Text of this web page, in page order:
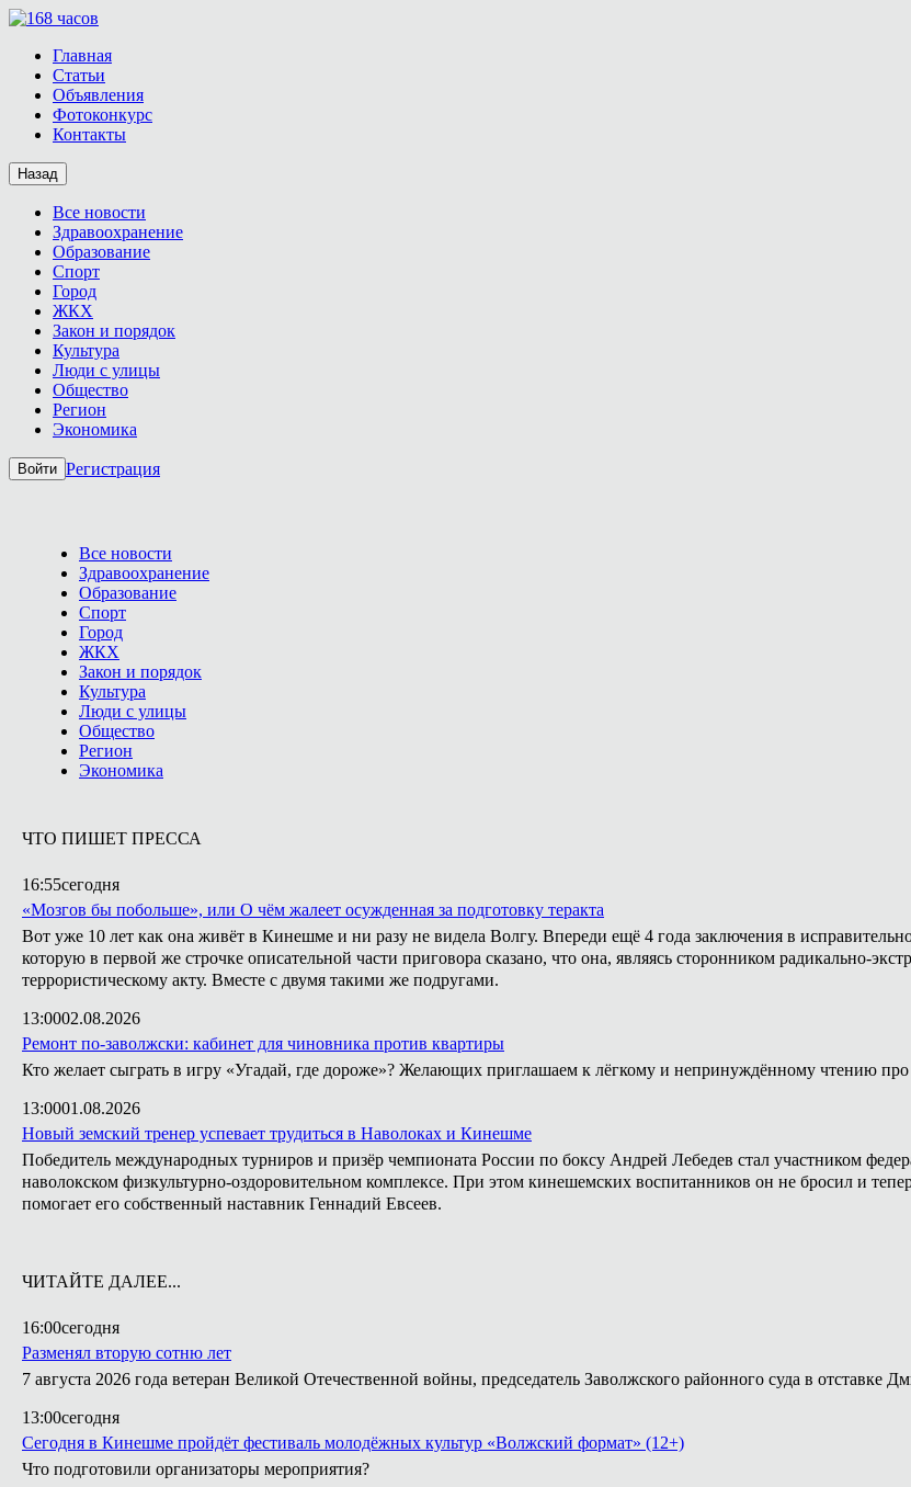
Главная
Статьи
Объявления
Фотоконкурс
Контакты
Назад
Все новости
Здравоохранение
Образование
Спорт
Город
ЖКХ
Закон и порядок
Культура
Люди с улицы
Общество
Регион
Экономика
Войти Регистрация
Все новости
Здравоохранение
Образование
Спорт
Город
ЖКХ
Закон и порядок
Культура
Люди с улицы
Общество
Регион
Экономика
ЧТО ПИШЕТ ПРЕССА
16:55сегодня
«Мозгов бы побольше», или О чём жалеет осужденная за подготовку теракта
Вот уже 10 лет как она живёт в Кинешме и ни разу не видела Волгу. Впереди ещё 4 года заключения в
которую в первой же строчке описательной части приговора сказано, что она, являясь сторонником радикально-
террористическому акту. Вместе с двумя такими же подругами.
13:0002.08.2026
Ремонт по-заволжски: кабинет для чиновника против квартиры
Кто желает сыграть в игру «Угадай, где дороже»? Желающих приглашаем к лёгкому и непринуждённому чтению
13:0001.08.2026
Новый земский тренер успевает трудиться в Наволоках и Кинешме
Победитель международных турниров и призёр чемпионата России по боксу Андрей Лебедев стал участником
наволокском физкультурно-оздоровительном комплексе. При этом кинешемских воспитанников он не бросил и
помогает его собственный наставник Геннадий Евсеев.
ЧИТАЙТЕ ДАЛЕЕ...
16:00сегодня
Разменял вторую сотню лет
7 августа 2026 года ветеран Великой Отечественной войны, председатель Заволжского районного суда в
13:00сегодня
Сегодня в Кинешме пройдёт фестиваль молодёжных культур «Волжский формат» (12+)
Что подготовили организаторы мероприятия?